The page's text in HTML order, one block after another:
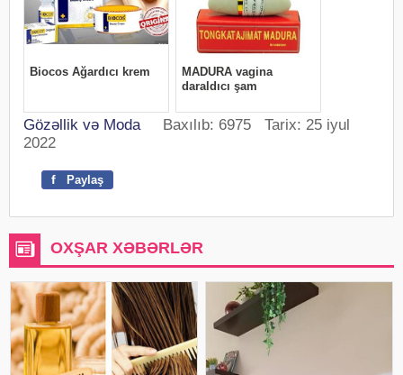
Gözəllik və ModaBaxılıb: 6975 Tarix: 25 iyul
2022
f Paylaş
OXŞAR XƏBƏRLƏR